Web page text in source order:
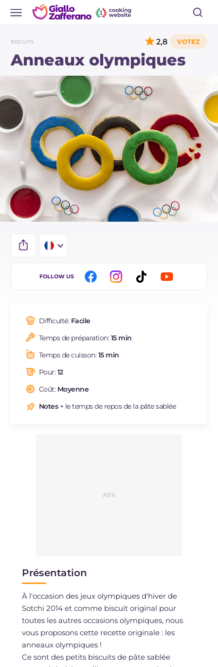
BISCUITS
Anneaux olympiques
2,8
IT
ES
BR
NL
FOLLOW US
Difficulté: Facile
Temps de préparation:15 min
Temps de cuisson:15 min
Pour:12
Coût: Moyenne
Notes+ le temps de repos de la pâte sablée
Présentation
À l'occasion des jeux olympiques d'hiver de
Sotchi 2014 et comme biscuit original pour
toutes les autres occasions olympiques, nous
vous proposons cette recette originale : les
anneaux olympiques !
Ce sont des petits biscuits de pâte sablée